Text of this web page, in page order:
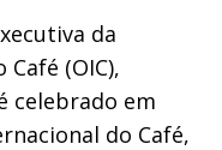
da
(OIC),
celebrado em
do Café,